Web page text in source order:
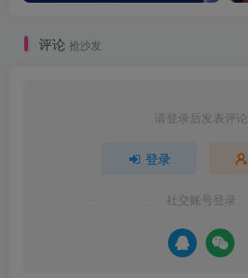
评论 抢沙发
请登录后发表评论
登录
社交账号登录